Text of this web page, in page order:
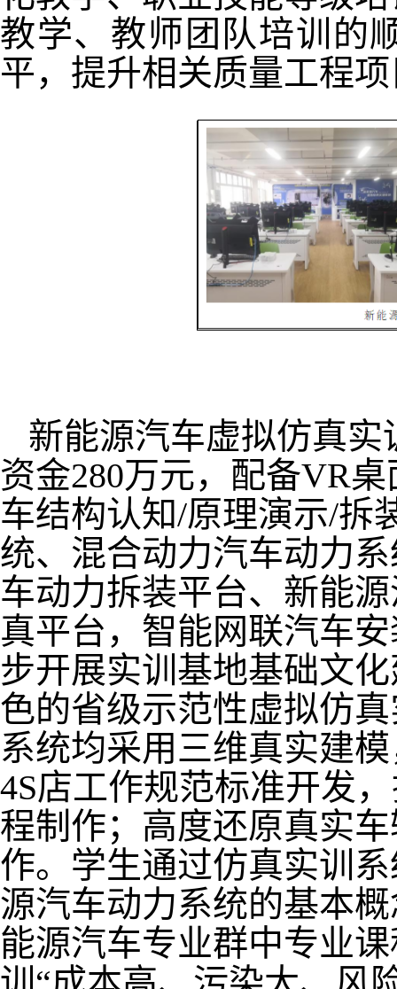
教学、教师团队培训的
平，提升相关质量工程
新能源汽车虚拟仿真实
资金280万元，配备VR
车结构认知/原理演示/拆
统、混合动力汽车动力
车动力拆装平台、新能
真平台，智能网联汽车
步开展实训基地基础文
色的省级示范性虚拟仿
系统均采用三维真实建
4S店工作规范标准开发
程制作；高度还原真实
作。学生通过仿真实训
源汽车动力系统的基本
能源汽车专业群中专业